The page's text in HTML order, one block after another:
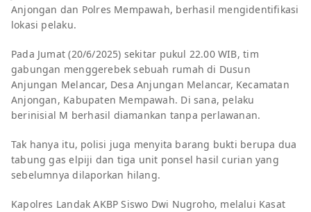
Anjongan dan Polres Mempawah, berhasil mengidentifikasi
lokasi pelaku.
Pada Jumat (20/6/2025) sekitar pukul 22.00 WIB, tim
gabungan menggerebek sebuah rumah di Dusun
Anjungan Melancar, Desa Anjungan Melancar, Kecamatan
Anjongan, Kabupaten Mempawah. Di sana, pelaku
berinisial M berhasil diamankan tanpa perlawanan.
Tak hanya itu, polisi juga menyita barang bukti berupa dua
tabung gas elpiji dan tiga unit ponsel hasil curian yang
sebelumnya dilaporkan hilang.
Kapolres Landak AKBP Siswo Dwi Nugroho, melalui Kasat